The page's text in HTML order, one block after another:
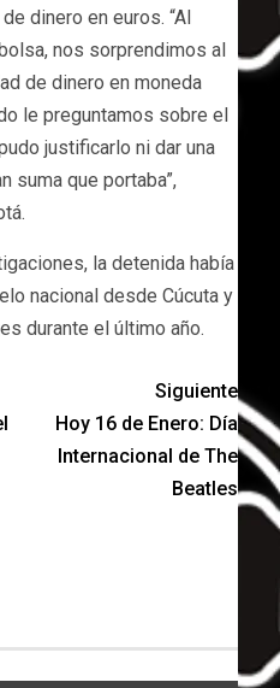
dinero en euros. “Al
nos sorprendimos al
de dinero en moneda
le preguntamos sobre el
justificarlo ni dar una
suma que portaba”,
la detenida había
nacional desde Cúcuta y
durante el último año.
Siguiente
Hoy 16 de Enero: Día
Internacional de The
Beatles